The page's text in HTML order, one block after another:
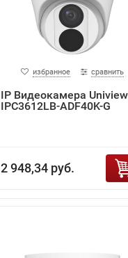
избранное сравнить
IP Видеокамера Uniview
IPC3612LB-ADF40K-G
2 948,34 руб.